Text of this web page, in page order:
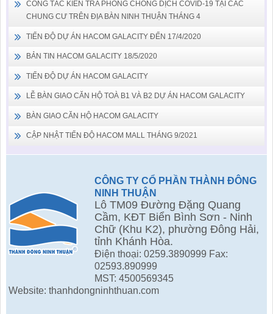
CÔNG TÁC KIỂN TRA PHÒNG CHỐNG DỊCH COVID-19 TẠI CÁC
CHUNG CƯ TRÊN ĐỊA BÀN NINH THUẬN THÁNG 4
TIẾN ĐỘ DỰ ÁN HACOM GALACITY ĐẾN 17/4/2020
BẢN TIN HACOM GALACITY 18/5/2020
TIẾN ĐỘ DỰ ÁN HACOM GALACITY
LỄ BÀN GIAO CĂN HỘ TOÀ B1 VÀ B2 DỰ ÁN HACOM GALACITY
BÀN GIAO CĂN HỘ HACOM GALACITY
CẬP NHẬT TIẾN ĐỘ HACOM MALL THÁNG 9/2021
CÔNG TY CỔ PHẦN THÀNH ĐÔNG
NINH THUẬN
Lô TM09 Đường Đặng Quang
Cầm, KĐT Biển Bình Sơn - Ninh
Chữ (Khu K2), phường Đông Hải,
tỉnh Khánh Hòa.
Điện thoại: 0259.3890999 Fax:
02593.890999
MST: 4500569345
Website: thanhdongninhthuan.com